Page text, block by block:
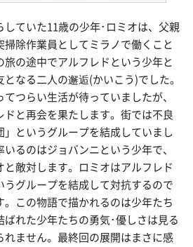
していた11歳の少年･ロミオは、父親
掃除作業員としてミラノで働くこと
旅の途中でアルフレドという少年と
なる二人の邂逅(かいこう)でした。
つらい生活が待っていましたが、
ドと再会を果たします。街では不良
」というグループを結成していまし
るのはジョバンニという少年で、
と敵対します。ロミオはアルフレド
うグループを結成して対抗するので
この物語で描かれるのは少年たち
ばれた少年たちの勇気･優しさは見る
れません。最終回の展開はまさに感